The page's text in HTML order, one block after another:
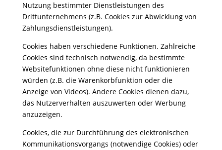
Nutzung bestimmter Dienstleistungen des
Drittunternehmens (z.B. Cookies zur Abwicklung von
Zahlungsdienstleistungen).
Cookies haben verschiedene Funktionen. Zahlreiche
Cookies sind technisch notwendig, da bestimmte
Websitefunktionen ohne diese nicht funktionieren
würden (z.B. die Warenkorbfunktion oder die
Anzeige von Videos). Andere Cookies dienen dazu,
das Nutzerverhalten auszuwerten oder Werbung
anzuzeigen.
Cookies, die zur Durchführung des elektronischen
Kommunikationsvorgangs (notwendige Cookies) oder